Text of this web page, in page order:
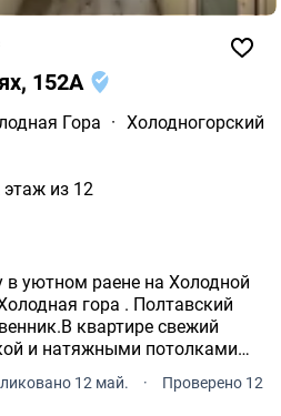
152А
Гора · Холодногорский
этаж из 12
уютном раене на Холодной
гора . Полтавский
квартире свежий
и натяжными потолками
и рынок в пешой
12 май. ·
Проверено 12